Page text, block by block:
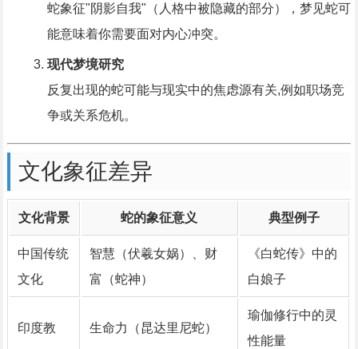
蛇象征"阴影自我"（人格中被隐藏的部分），梦见蛇可
能意味着你需要面对内心冲突。
现代梦境研究
反复出现的蛇可能与现实中的焦虑源有关,例如职场竞
争或关系危机。
文化象征差异
文化背景 蛇的象征意义 典型例子
中国传统
文化
智慧（伏羲女娲）、财
富（蛇神）
《白蛇传》中的
白娘子
印度教 生命力（昆达里尼蛇）
瑜伽修行中的灵
性能量